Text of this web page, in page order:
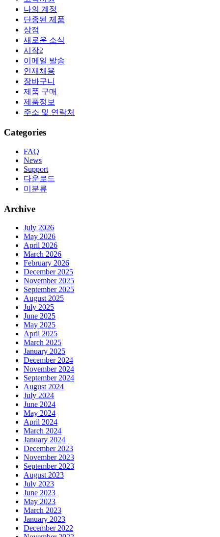
나의 계정
단종된 제품
상점
새로운 소식
시작2
이메일 발송
인재채용
장바구니
제품 구매
제품정보
주소 및 연락처
Categories
FAQ
News
Support
다운로드
미분류
Archive
July 2026
May 2026
April 2026
March 2026
February 2026
December 2025
November 2025
September 2025
August 2025
July 2025
June 2025
May 2025
April 2025
March 2025
January 2025
December 2024
November 2024
September 2024
August 2024
July 2024
June 2024
May 2024
April 2024
March 2024
January 2024
December 2023
November 2023
September 2023
August 2023
July 2023
June 2023
May 2023
March 2023
January 2023
December 2022